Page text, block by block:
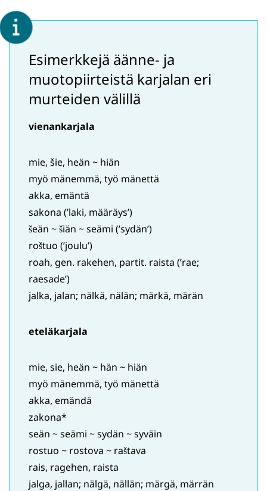
Esimerkkejä äänne- ja
muotopiirteistä karjalan eri
murteiden välillä
vienankarjala
mie, šie, heän ~ hiän
myö mänemmä, työ mänettä
akka, emäntä
sakona (’laki, määräys’)
šeän ~ šiän ~ seämi (’sydän’)
roštuo (’joulu’)
roah, gen. rakehen, partit. raista (’rae;
raesade’)
jalka, jalan; nälkä, nälän; märkä, märän
eteläkarjala
mie, sie, heän ~ hän ~ hiän
myö mänemmä, työ mänettä
akka, emändä
zakona*
seän ~ seämi ~ sydän ~ syväin
rostuo ~ rostova ~ raštava
rais, ragehen, raista
jalga, jallan; nälgä, nällän; märgä, märrän